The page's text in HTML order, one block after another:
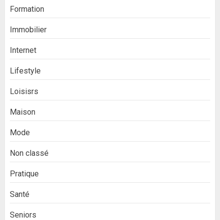
Formation
Immobilier
Internet
Lifestyle
Loisisrs
Maison
Mode
Non classé
Pratique
Santé
Seniors